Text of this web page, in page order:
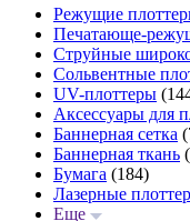
Режущие
Печатающе-
Струйные
Сольвентные
UV-плоттеры
Аксессуары для
Баннерная сетка
Баннерная ткань
Бумага (184)
Лазерные
Еще